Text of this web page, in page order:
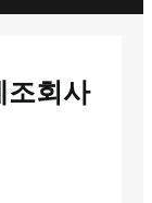
조회사